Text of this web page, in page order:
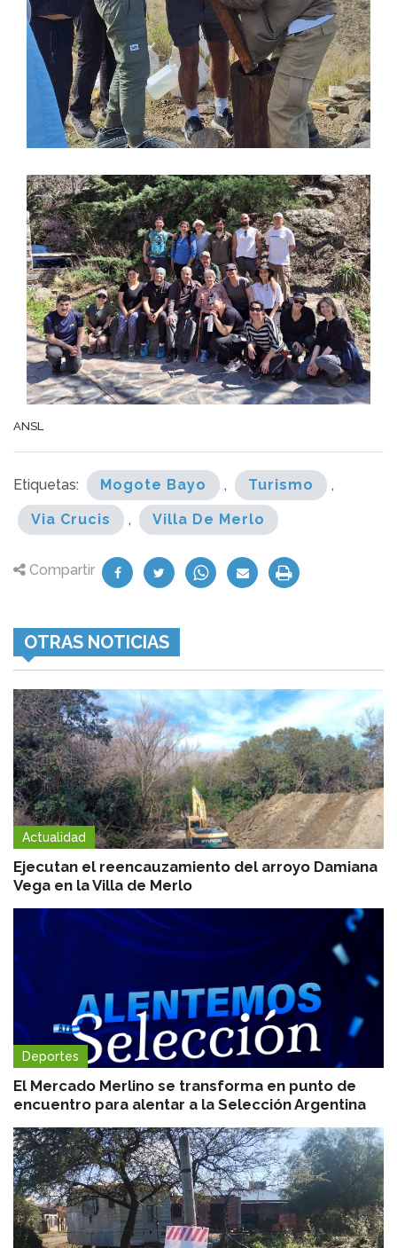
ANSL
Etiquetas: Mogote Bayo , Turismo ,
Via Crucis , Villa De Merlo
Compartir
OTRAS NOTICIAS
Actualidad
Ejecutan el reencauzamiento del arroyo Damiana
Vega en la Villa de Merlo
Deportes
El Mercado Merlino se transforma en punto de
encuentro para alentar a la Selección Argentina